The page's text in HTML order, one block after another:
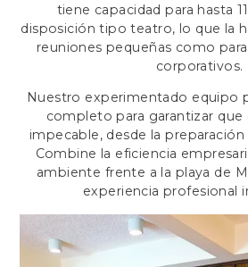
tiene capacidad para hasta
disposición tipo teatro, lo que la
reuniones pequeñas como
corporativos.
Nuestro experimentado equipo
completo para garantizar que
impecable, desde la
Combine la eficiencia
ambiente frente a la playa de
experiencia profesional